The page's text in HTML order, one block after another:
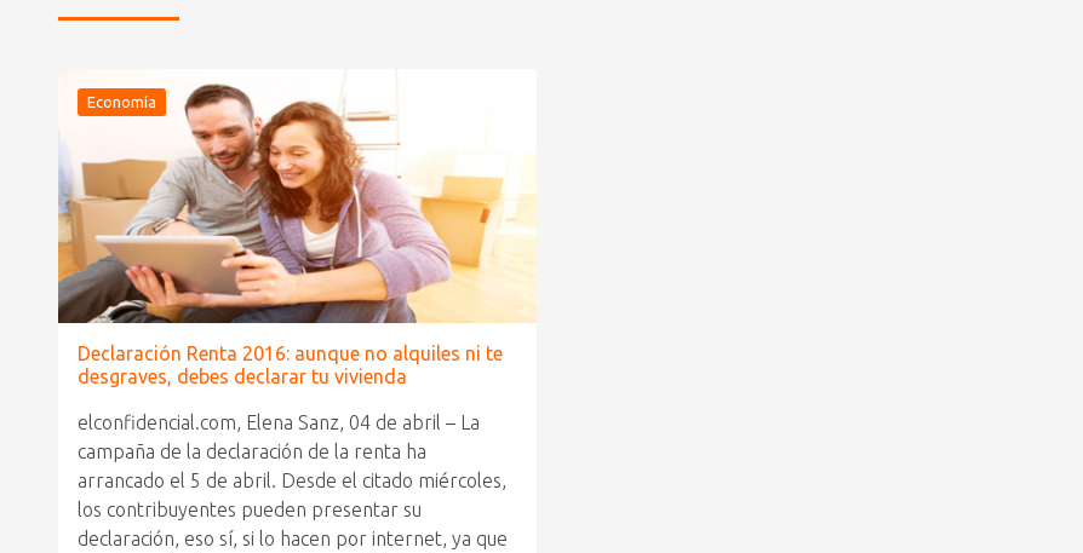
Economía
Declaración Renta 2016: aunque no alquiles ni te
desgraves, debes declarar tu vivienda
elconfidencial.com, Elena Sanz, 04 de abril – La
campaña de la declaración de la renta ha
arrancado el 5 de abril. Desde el citado miércoles,
los contribuyentes pueden presentar su
declaración, eso sí, si lo hacen por internet, ya que